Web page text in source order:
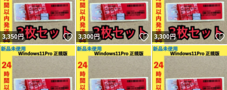
3,350円 いいね！
3,300円 いいね！
3,300円